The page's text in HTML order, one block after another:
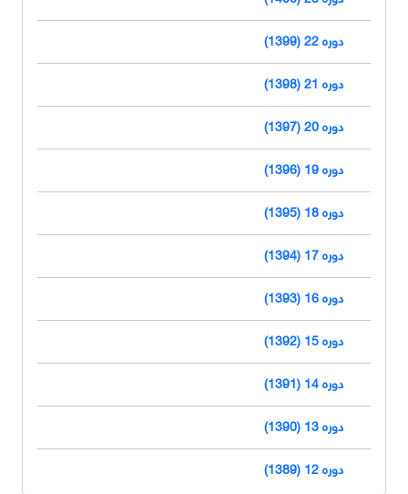
دوره 22 (1399)
دوره 21 (1398)
دوره 20 (1397)
دوره 19 (1396)
دوره 18 (1395)
دوره 17 (1394)
دوره 16 (1393)
دوره 15 (1392)
دوره 14 (1391)
دوره 13 (1390)
دوره 12 (1389)